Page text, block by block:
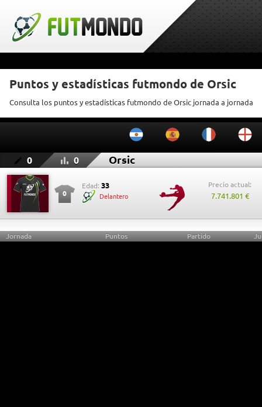
Puntos y estadísticas futmondo de Orsic
Consulta los puntos y estadísticas futmondo de Orsic jornada a jornada
0 0 Orsic
0
Edad: 33
Delantero
Precio actual:
7.741.801 €
Jornada Puntos Partido